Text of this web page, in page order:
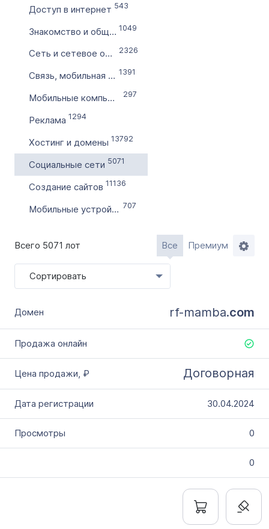
Цена домена в ₽
от
до
Без цены
с
по
Словарное слово в домене
Без дефиса
Оформление до 20 дней
Доступ в интернет 543
Знакомство и общение 1049
Сеть и сетевое оборудование 2326
Связь, мобильная связь 1391
Мобильные компьютеры 297
Реклама 1294
Хостинг и домены 13792
Социальные сети 5071
Создание сайтов 11136
Мобильные устройства, телефония 707
Всего 5071 лот Все Премиум
Сортировать
rf-mamba.com
Договорная
30.04.2024
0
0